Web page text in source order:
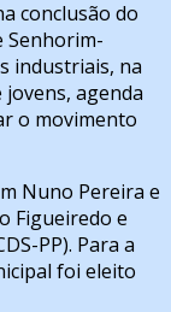
conclusão do
Senhorim-
industriais, na
jovens, agenda
o movimento
Nuno Pereira e
Figueiredo e
PP). Para a
foi eleito